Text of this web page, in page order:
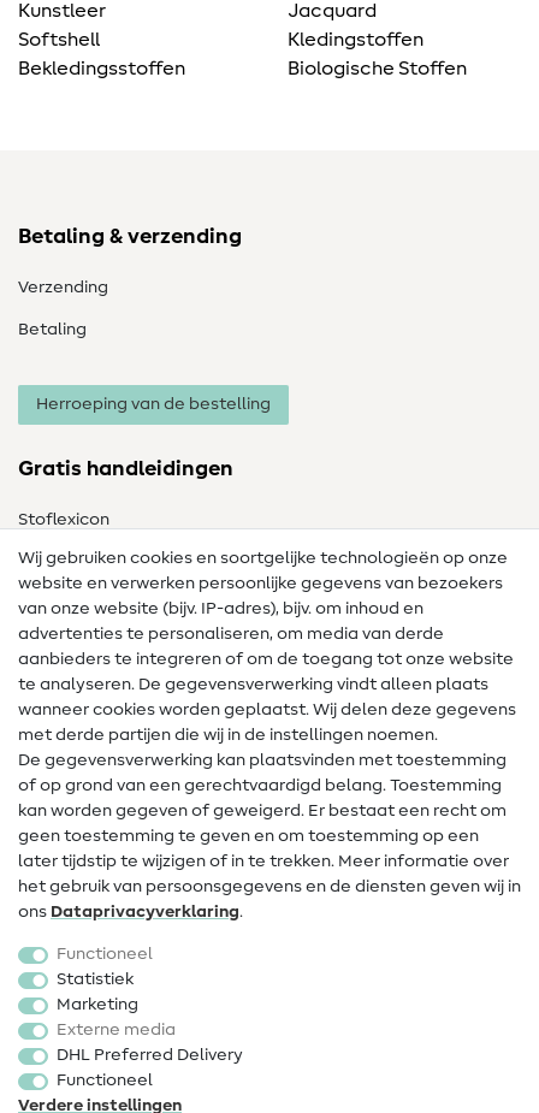
Kunstleer
Softshell
Bekledingsstoffen
Jacquard
Kledingstoffen
Biologische Stoffen
Betaling & verzending
Verzending
Betaling
Herroeping van de bestelling
Gratis handleidingen
Stoflexicon
Naailexicon
Gratis Naaipatronen
Hulp & contact
Contact
Wijziging van eigenaar
FAQ
Herroepingsrecht
Populair
Fournituren
Sale
Wij gebruiken cookies en soortgelijke technologieën op onze
website en verwerken persoonlijke gegevens van bezoekers
van onze website (bijv. IP-adres), bijv. om inhoud en
advertenties te personaliseren, om media van derde
aanbieders te integreren of om de toegang tot onze website
te analyseren. De gegevensverwerking vindt alleen plaats
wanneer cookies worden geplaatst. Wij delen deze gegevens
met derde partijen die wij in de instellingen noemen.
De gegevensverwerking kan plaatsvinden met toestemming
of op grond van een gerechtvaardigd belang. Toestemming
kan worden gegeven of geweigerd. Er bestaat een recht om
geen toestemming te geven en om toestemming op een
later tijdstip te wijzigen of in te trekken. Meer informatie over
het gebruik van persoonsgegevens en de diensten geven wij in
ons Data­privacy­verklaring.
Functioneel
Statistiek
Marketing
Externe media
DHL Preferred Delivery
Functioneel
Verdere instellingen